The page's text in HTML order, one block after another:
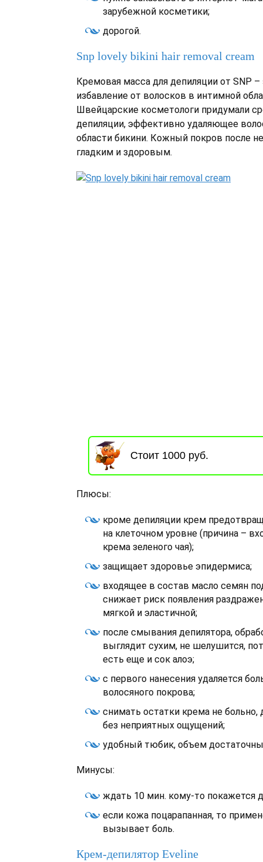
зарубежной косметики;
дорогой.
Snp lovely bikini hair removal cream
Кремовая масса для депиляции от SNP –
избавление от волосков в интимной
Швейцарские косметологи придумали
депиляции, эффективно удаляющее
области бикини. Кожный покров после
гладким и здоровым.
Стоит 1000 руб.
Плюсы:
кроме депиляции крем
на клеточном уровне (причина –
крема зеленого чая);
защищает здоровье эпидермиса;
входящее в состав масло семян
снижает риск появления
мягкой и эластичной;
после смывания депилятора,
выглядит сухим, не шелушится,
есть еще и сок алоэ;
с первого нанесения удаляется
волосяного покрова;
снимать остатки крема не больно,
без неприятных ощущений;
удобный тюбик, объем
Минусы:
ждать 10 мин. кому-то покажется
если кожа поцарапанная, то
вызывает боль.
Крем-депилятор Еveline